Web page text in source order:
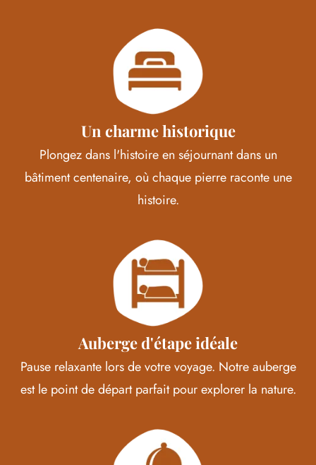
Un charme historique
Plongez dans l'histoire en séjournant dans un
bâtiment centenaire, où chaque pierre raconte une
histoire.
Auberge d'étape idéale
Pause relaxante lors de votre voyage. Notre auberge
est le point de départ parfait pour explorer la nature.